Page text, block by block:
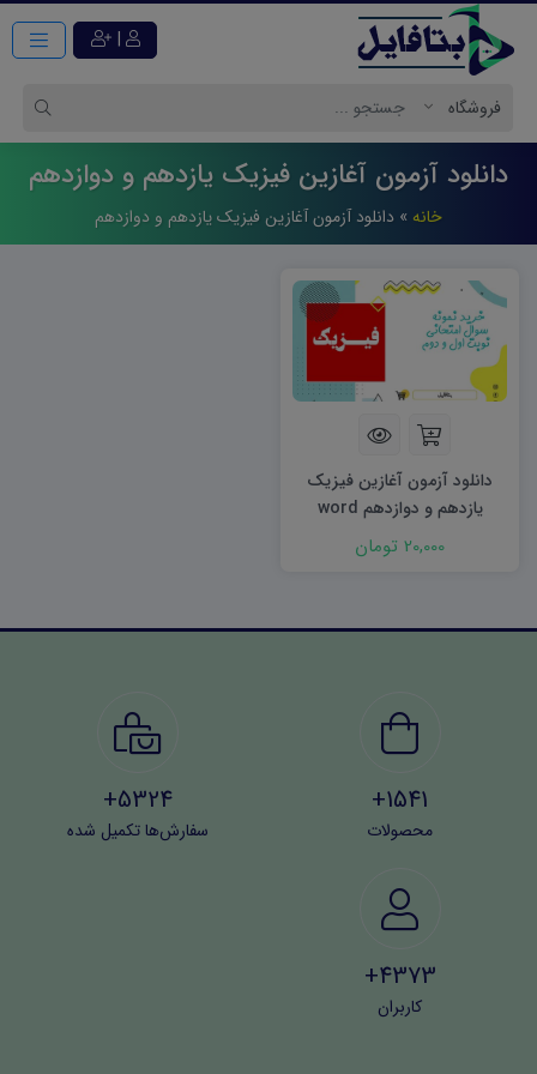
|
دانلود آزمون آغازین فیزیک یازدهم و دوازدهم
خانه » دانلود آزمون آغازین فیزیک یازدهم و دوازدهم
دانلود آزمون آغازین فیزیک
یازدهم و دوازدهم word
20,000 تومان
1541+
محصولات
5324+
سفارش‌ها تکمیل شده
4373+
کاربران